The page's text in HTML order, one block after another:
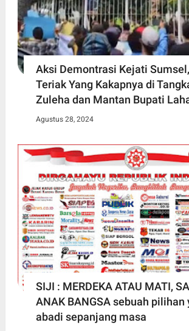
Aksi Demontrasi Kejati
Teriak Yang Kakapnya di
Zuleha dan Mantan Bupati
Agustus 28, 2024
SIJI : MERDEKA ATAU MATI,
ANAK BANGSA sebuah pilihan
abadi sepanjang masa